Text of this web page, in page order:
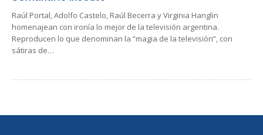
Raúl Portal, Adolfo Castelo, Raúl Becerra y Virginia Hanglin
homenajean con ironía lo mejor de la televisión argentina.
Reproducen lo que denominan la “magia de la televisión”, con
sátiras de…